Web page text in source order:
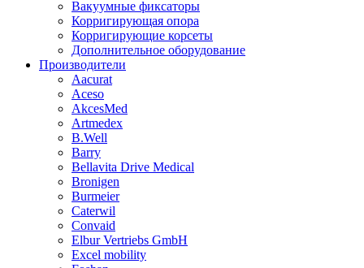
Вакуумные фиксаторы
Корригирующая опора
Корригирующие корсеты
Дополнительное оборудование
Производители
Aacurat
Aceso
AkcesMed
Artmedex
B.Well
Barry
Bellavita Drive Medical
Bronigen
Burmeier
Caterwil
Convaid
Elbur Vertriebs GmbH
Excel mobility